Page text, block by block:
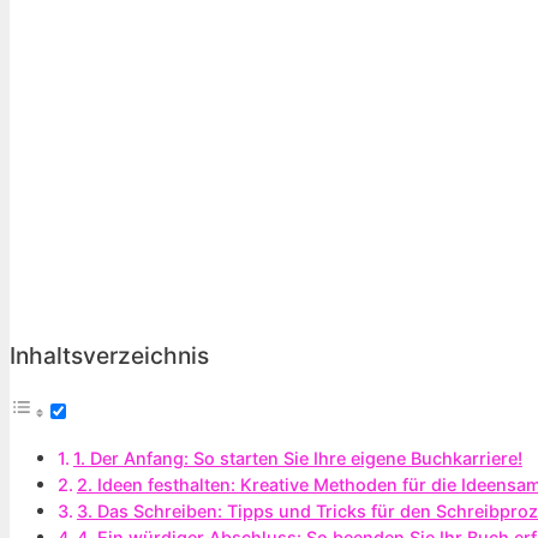
Inhaltsverzeichnis
1. Der Anfang: So starten Sie Ihre eigene Buchkarriere!
2. Ideen festhalten: Kreative Methoden für die
3. Das Schreiben: Tipps und Tricks für den